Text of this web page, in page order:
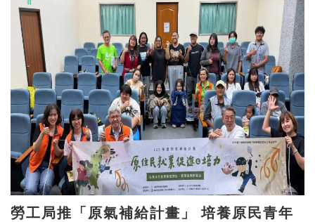
勞工局推「原氣補給計畫」 培養原民青年